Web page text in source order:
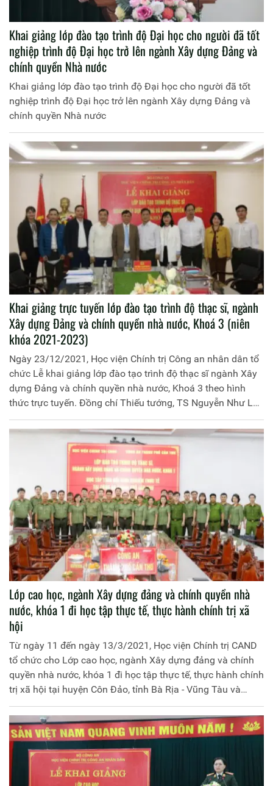
Khai giảng lớp đào tạo trình độ Đại học cho người đã tốt
nghiệp trình độ Đại học trở lên ngành Xây dựng Đảng và
chính quyền Nhà nước
Khai giảng lớp đào tạo trình độ Đại học cho người đã tốt
nghiệp trình độ Đại học trở lên ngành Xây dựng Đảng và
chính quyền Nhà nước
Khai giảng trực tuyến lớp đào tạo trình độ thạc sĩ, ngành
Xây dựng Đảng và chính quyền nhà nước, Khoá 3 (niên
khóa 2021-2023)
Ngày 23/12/2021, Học viện Chính trị Công an nhân dân tổ
chức Lễ khai giảng lớp đào tạo trình độ thạc sĩ ngành Xây
dựng Đảng và chính quyền nhà nước, Khoá 3 theo hình
thức trực tuyến. Đồng chí Thiếu tướng, TS Nguyễn Như Lôi,
Ủy viên Ban Thường vụ Đảng ủy, Phó Giám đốc Học viện
Chính trị Công an nhân dân chủ trì buổi lễ. Tham dự buổi lễ
có đại diện lãnh đạo các đơn vị thuộc Học viện và toàn thể
học viên tham gia khoá học.
Lớp cao học, ngành Xây dựng đảng và chính quyền nhà
nước, khóa 1 đi học tập thực tế, thực hành chính trị xã
hội
Từ ngày 11 đến ngày 13/3/2021, Học viện Chính trị CAND
tổ chức cho Lớp cao học, ngành Xây dựng đảng và chính
quyền nhà nước, khóa 1 đi học tập thực tế, thực hành chính
trị xã hội tại huyện Côn Đảo, tỉnh Bà Rịa - Vũng Tàu và
Công an thành phố Cần Thơ. Đồng chí Thượng tá, TS Tống
Văn Khuông, Phó Giám đốc Học viện Chính trị CAND làm
Trưởng Đoàn.